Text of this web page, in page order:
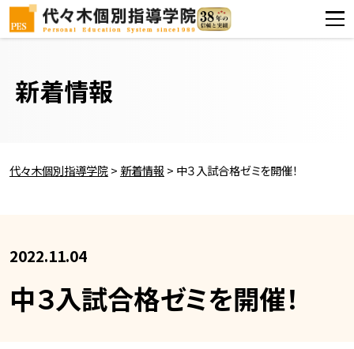
新着情報
代々木個別指導学院> 新着情報 > 中３入試合格ゼミを開催！
2022.11.04
中３入試合格ゼミを開催！